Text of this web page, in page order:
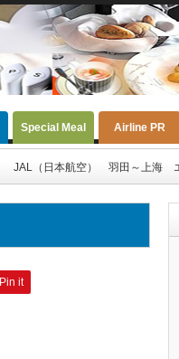
Special Meal Airline PR
JAL（日本航空） 羽田～上海
Pin it